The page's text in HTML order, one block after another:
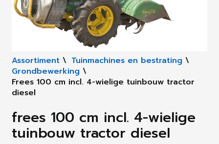
Assortiment \ Tuinmachines en bestrating \
Grondbewerking \
Frees 100 cm incl. 4-wielige tuinbouw tractor
diesel
frees 100 cm incl. 4-wielige
tuinbouw tractor diesel